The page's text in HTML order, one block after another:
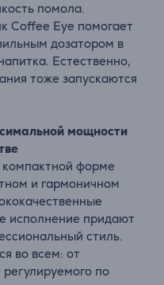
помола.
Coffee Eye помогает
дозатором в
Естественно,
тоже запускаются
мощности
форме
и гармоничном
исполнение придают
стиль.
во всем: от
по